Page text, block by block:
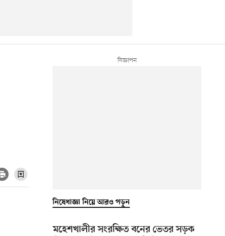
নিষেধাজ্ঞা নিয়ে আরও পড়ুন
মহেশখালীর সংরক্ষিত বনের ভেতর সড়ক